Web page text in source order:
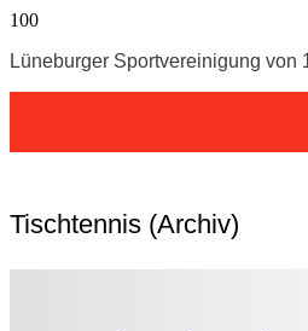
Lüneburger Sportvereinigung von
Tischtennis (Archiv)